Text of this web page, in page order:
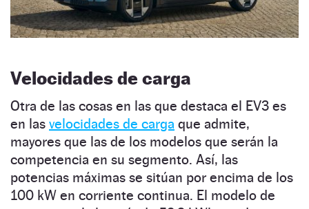
Velocidades de carga
Otra de las cosas en las que destaca el EV3 es
en las velocidades de carga que admite,
mayores que las de los modelos que serán la
competencia en su segmento. Así, las
potencias máximas se sitúan por encima de los
100 kW en corriente continua. El modelo de